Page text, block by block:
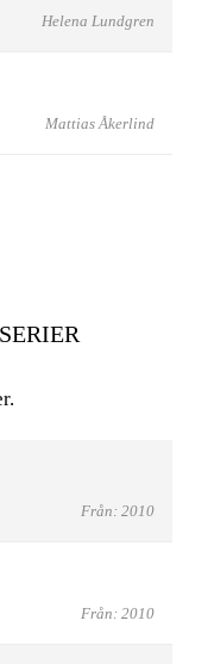
Helena Lundgren
Mattias Åkerlind
Från: 2010
Från: 2010